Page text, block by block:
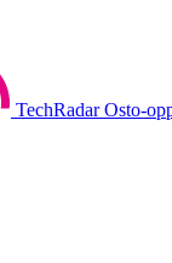
TechRadar Osto-